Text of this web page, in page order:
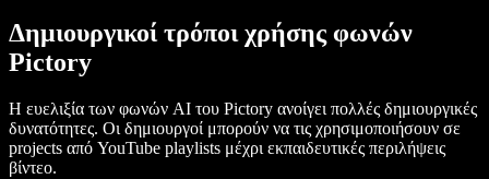
Δημιουργικοί τρόποι χρήσης φωνών
Pictory
Η ευελιξία των φωνών AI του Pictory ανοίγει πολλές δημιουργικές
δυνατότητες. Οι δημιουργοί μπορούν να τις χρησιμοποιήσουν σε
projects από YouTube playlists μέχρι εκπαιδευτικές περιλήψεις
βίντεο.